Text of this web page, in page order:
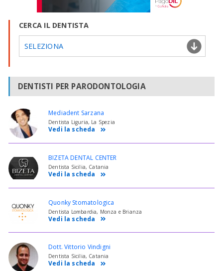
CERCA IL DENTISTA
SELEZIONA
DENTISTI PER PARODONTOLOGIA
Mediadent Sarzana
Dentista Liguria, La Spezia
Vedi la scheda
BIZETA DENTAL CENTER
Dentista Sicilia, Catania
Vedi la scheda
Quonky Stomatologica
Dentista Lombardia, Monza e Brianza
Vedi la scheda
Dott. Vittorio Vindigni
Dentista Sicilia, Catania
Vedi la scheda